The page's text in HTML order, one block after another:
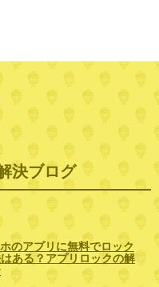
決ブログ
のアプリに無料でロック
ある？アプリロックの解